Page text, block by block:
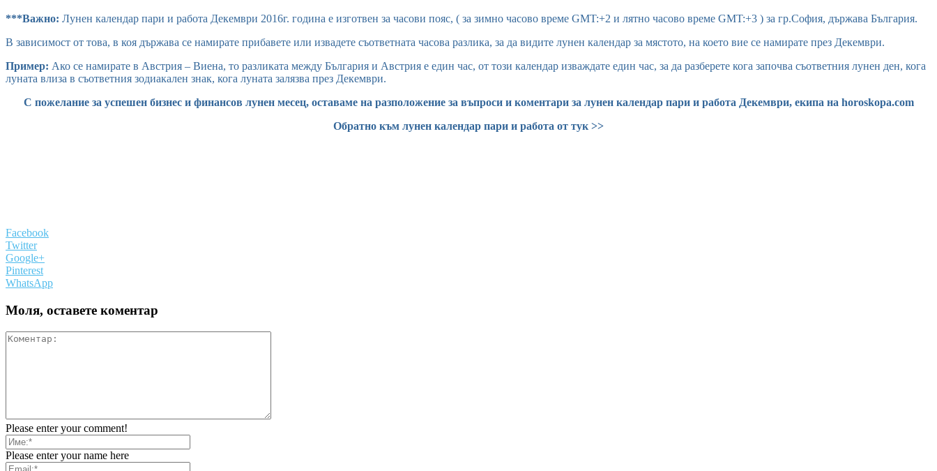
***Важно: Лунен календар пари и работа Декември 2016г. година е изготвен за часови пояс, ( за зимно часово време GMT:+2 и лятно часово време GMT:+3 ) за гр.София, държава България.
В зависимост от това, в коя държава се намирате прибавете или извадете съответната часова разлика, за да видите лунен календар за мястото, на което вие се намирате през Декември.
Пример: Ако се намирате в Австрия – Виена, то разликата между България и Австрия е един час, от този календар изваждате един час, за да разберете кога започва съответния лунен ден, кога
луната влиза в съответния зодиакален знак, кога луната залязва през Декември.
С пожелание за успешен бизнес и финансов лунен месец, оставаме на разположение за въпроси и коментари за лунен календар пари и работа Декември, екипа на horoskopa.com
Обратно към лунен календар пари и работа от тук >>
Facebook
Twitter
Google+
Pinterest
WhatsApp
Моля, оставете коментар
Please enter your comment!
Please enter your name here